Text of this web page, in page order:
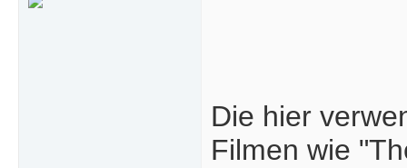
Die hier
Filmen wie